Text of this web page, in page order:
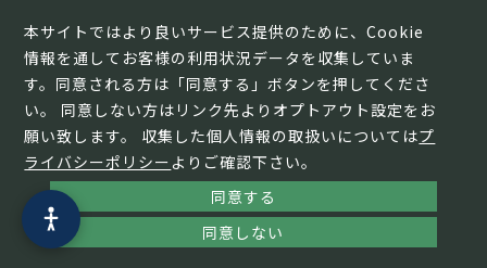
本サイトではより良いサービス提供のために、Cookie
情報を通してお客様の利用状況データを収集していま
す。同意される方は「同意する」ボタンを押してくださ
い。 同意しない方はリンク先よりオプトアウト設定をお
願い致します。 収集した個人情報の取扱いについてはプ
ライバシーポリシー よりご確認下さい。
同意する
同意しない
© TERAMOTO All Rights Reserved.